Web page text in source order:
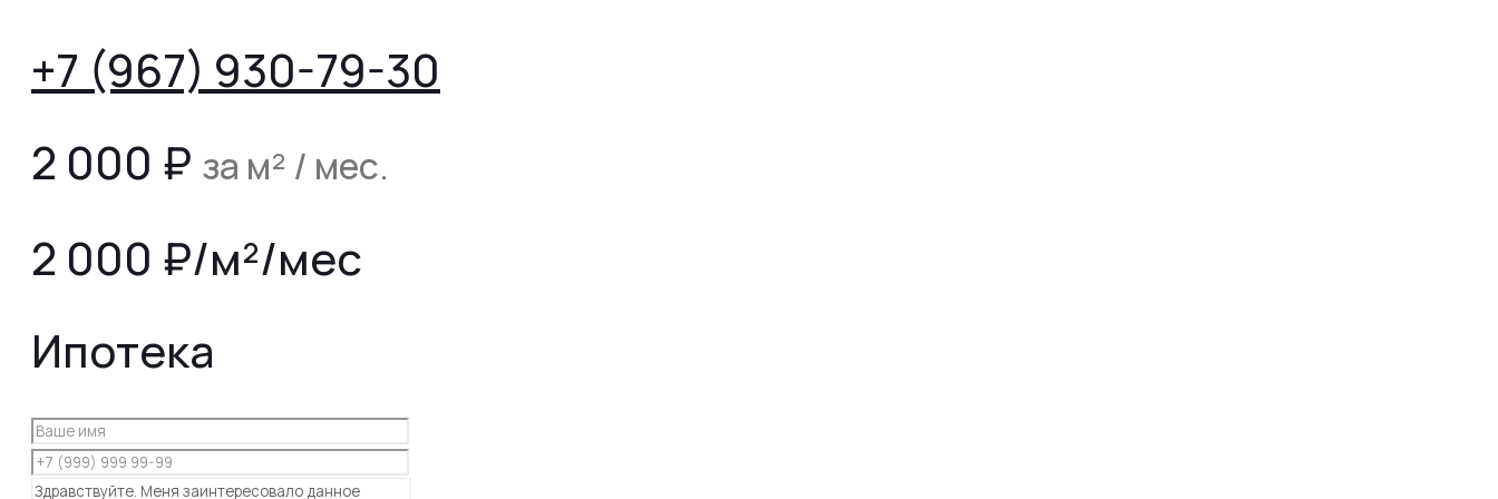
+7 (967) 930-79-30
2 000 ₽ за м² / мес.
2 000 ₽/м²/мес
Ипотека